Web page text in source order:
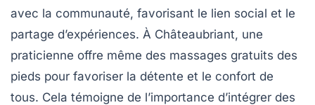
avec la communauté, favorisant le lien social et le
partage d’expériences. À Châteaubriant, une
praticienne offre même des massages gratuits des
pieds pour favoriser la détente et le confort de
tous. Cela témoigne de l’importance d’intégrer des